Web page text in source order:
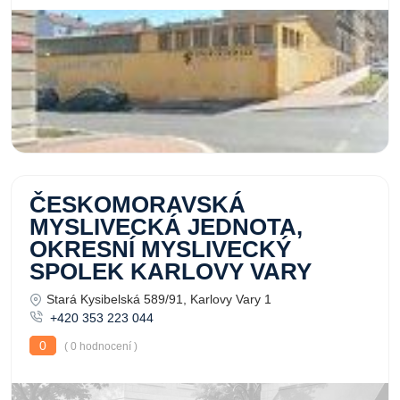
ČESKOMORAVSKÁ
MYSLIVECKÁ JEDNOTA,
OKRESNÍ MYSLIVECKÝ
SPOLEK KARLOVY VARY
Stará Kysibelská 589/91, Karlovy Vary 1
+420 353 223 044
0
( 0 hodnocení )